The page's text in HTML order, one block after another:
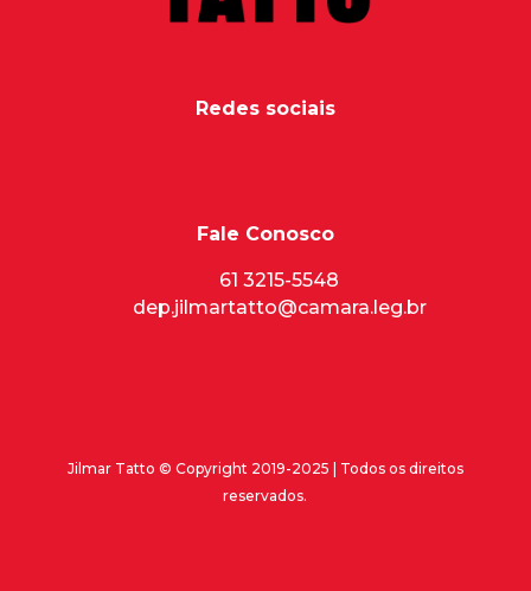
Redes sociais
Fale Conosco
61 3215-5548
dep.jilmartatto@camara.leg.br
Jilmar Tatto © Copyright 2019-2025 | Todos os direitos
reservados.